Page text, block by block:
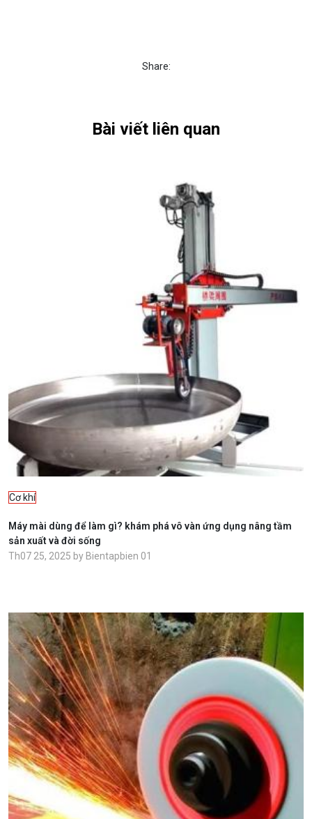
Share:
Bài viết liên quan
Cơ khí
Máy mài dùng để làm gì? khám phá vô vàn ứng dụng nâng tầm
sản xuất và đời sống
Th07 25, 2025 by Bientapbien 01